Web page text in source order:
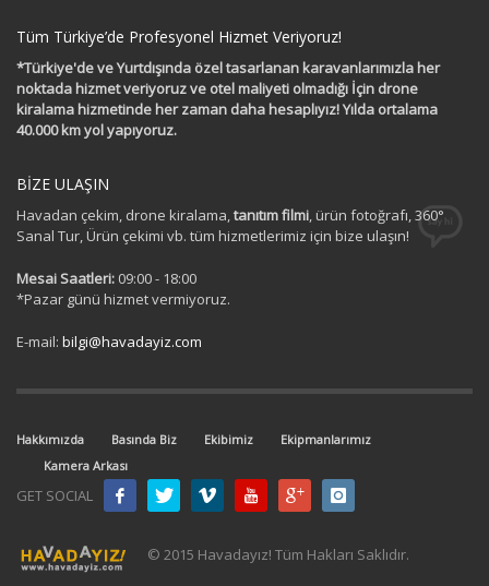
Tüm Türkiye’de Profesyonel Hizmet Veriyoruz!
*Türkiye'de ve Yurtdışında özel tasarlanan karavanlarımızla her
noktada hizmet veriyoruz ve otel maliyeti olmadığı İçin drone
kiralama hizmetinde her zaman daha hesaplıyız! Yılda ortalama
40.000 km yol yapıyoruz.
BİZE ULAŞIN
Havadan çekim, drone kiralama,tanıtım filmi, ürün fotoğrafı, 360°
Sanal Tur, Ürün çekimi vb. tüm hizmetlerimiz için bize ulaşın!
Mesai Saatleri: 09:00 - 18:00
*Pazar günü hizmet vermiyoruz.
E-mail: bilgi@havadayiz.com
Hakkımızda Basında Biz Ekibimiz
Ekipmanlarımız
Kamera Arkası
GET SOCIAL
© 2015 Havadayız! Tüm Hakları Saklıdır.